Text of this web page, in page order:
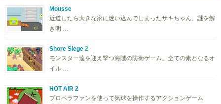
Mousse
近道したら大きな家に迷い込んでしまったサキちゃん。謎を解
き明 …
Shore Siege 2
モンスター達を迎え撃つ海賊の防衛ゲーム。全ての素となるオ
イル …
HOT AIR 2
プロペラファンを使って気球を操作するアクションゲーム